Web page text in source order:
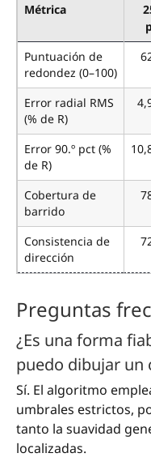
Métrica
Puntuación de
redondez (0–100)
Error radial RMS
(% de R)
Error 90.º pct (%
de R)
Cobertura de
barrido
Consistencia de
dirección
Preguntas
¿Es una forma
puedo dibujar un
Sí. El algoritmo
umbrales estrictos,
tanto la suavidad
localizadas.